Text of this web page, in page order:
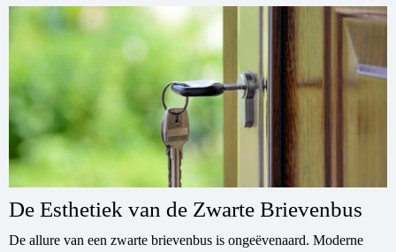
De Esthetiek van de Zwarte Brievenbus
De allure van een zwarte brievenbus is ongeëvenaard. Moderne